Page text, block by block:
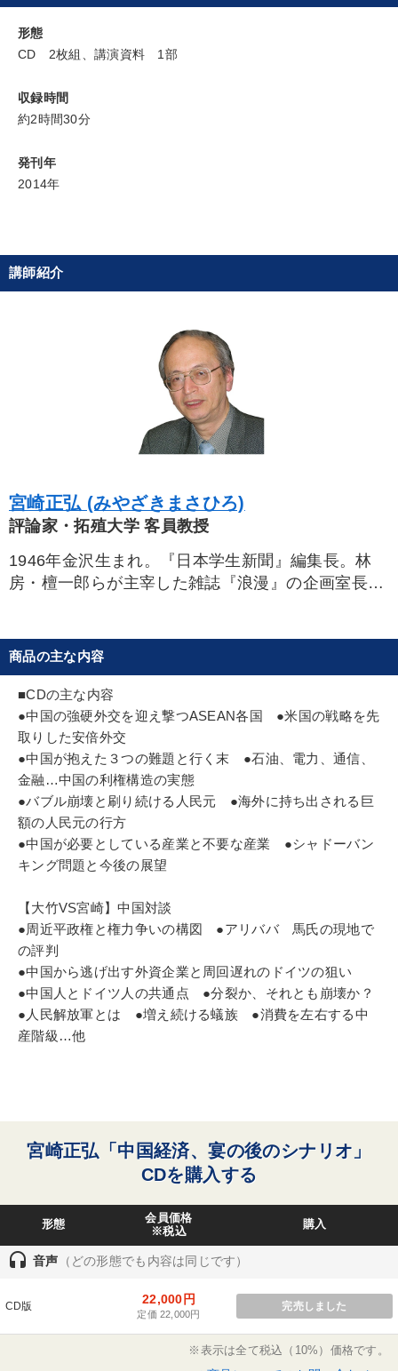
2025年夏季全国経営者セミナー収録講演ＣＤ・講演ＤＶＤ・デジ
タル版（音声／動画ストリーミング・ダウンロード）
音声と動画で学ぶ
【2026年7月】音声・映像ご案内商品
最新刊・戦略参謀ChatGPT実戦法と中小企業のDXと講話ご案内
パフォーマンス向上
後継者に聞かせたい
経営体系を学びたい
キーワード
デザイン
local_offer タグから探す
すべての音声・動画（全2077タイトル）からお探しいただけます
タグ・キーワード
DX テレビ・ネットで話題 聞き手・作間信司
会社数字を学ぶ 相続・事業承継 創業者 MBA
投資 賃金制度 節税 イノベーション
コロナ禍対策 お金の授業
スポーツ関係 成功哲学 採用 早分かり
形態
CD 2枚組、講演資料 1部
収録時間
約2時間30分
発刊年
2014年
講師紹介
宮崎正弘 (みやざきまさひろ)
評論家・拓殖大学 客員教授
1946年金沢生まれ。『日本学生新聞』編集長。林
房・檀一郎らが主宰した雑誌『浪漫』の企画室長を
ビュー。以後、『日米先端特許戦争』『軍事ロボッ
ト戦』『テロリズムと世界宗教戦争』などで注目を
集めた。中国を長年にわたって取材。『中国、次の
10年』『中国大分裂』『人民元大暴落』などの著作
を著すなど日本でも数少ない中国通。故三島由紀夫
とも交友がある。早稲田大学英文科中退。
商品の主な内容
■CDの主な内容
●中国の強硬外交を迎え撃つASEAN各国 ●米国の戦略を先
取りした安倍外交
●中国が抱えた３つの難題と行く末 ●石油、電力、通信、
金融…中国の利権構造の実態
●バブル崩壊と刷り続ける人民元 ●海外に持ち出される巨
額の人民元の行方
●中国が必要としている産業と不要な産業 ●シャドーバン
キング問題と今後の展望
【大竹VS宮崎】中国対談
●周近平政権と権力争いの構図 ●アリババ 馬氏の現地で
の評判
●中国から逃げ出す外資企業と周回遅れのドイツの狙い
●中国人とドイツ人の共通点 ●分裂か、それとも崩壊か？
●人民解放軍とは ●増え続ける蟻族 ●消費を左右する中
産階級…他
宮崎正弘「中国経済、宴の後のシナリオ」
CDを購入する
形態
会員価格
※税込
購入
headset 音声 （どの形態でも内容は同じです）
CD版 22,000円
定価 22,000円
完売しました
※表示は全て税込（10%）価格です。